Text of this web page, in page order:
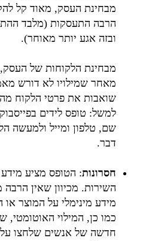
מבחינת העסק, מאוד קל
ובזה אגע יותר מאוחר).
מבחינת הלקוחות של
מאחר שמילויו לא דורש
שואבות את פרטי הלקוח
למשל: טופס לידים
שם, טלפון ומייל ולמעשה
דבר.
חסרונות: הטופס מציע
השירות. מכיוון שאין
מידע מינימלי על המוצר או
כמו כן, המילוי האוטומטי,
חדשה של אנשים שלחצו